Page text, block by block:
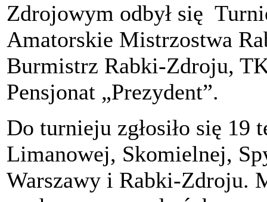
Zdrojowym odbył się
Amatorskie Mistrzostwa
Burmistrz Rabki-Zdroju,
Pensjonat „Prezydent”.
Do turnieju zgłosiło się
Limanowej, Skomielnej,
Warszawy i Rabki-Zdroju.